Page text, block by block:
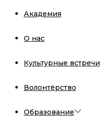
Академия
О нас
Культурные встречи
Волонтёрство
Образование